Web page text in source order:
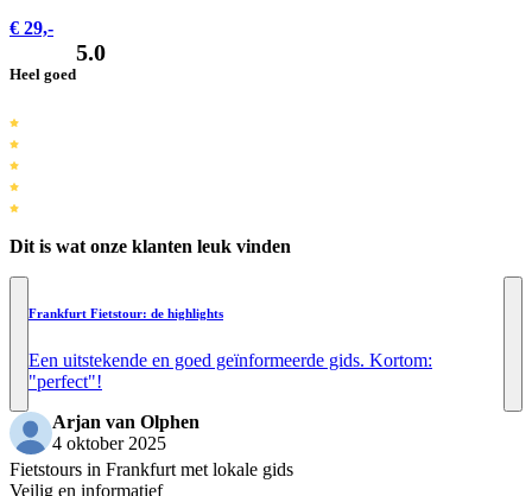
€ 29,-
Heel goed
5.0
Dit is wat onze klanten leuk vinden
Frankfurt Fietstour: de highlights
Een uitstekende en goed geïnformeerde gids. Kortom:
"perfect"!
Arjan van Olphen
4 oktober 2025
Fietstours in Frankfurt met lokale gids
Veilig en informatief